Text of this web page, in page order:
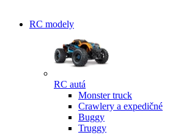
RC modely
RC autá
Monster truck
Crawlery a expedičné
Buggy
Truggy